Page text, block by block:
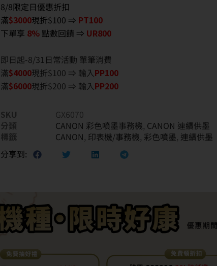
8/8限定日優惠折扣
滿$3000現折$100 ⇒ PT100
下單享 8% 點數回饋 ⇒ UR800
即日起-8/31日常活動 單筆消費
滿$4000現折$100 ⇒ 輸入PP100
滿$6000現折$200 ⇒ 輸入PP200
SKU
GX6070
分類
CANON 彩色噴墨事務機, CANON 連續供墨
標籤
CANON, 印表機/事務機, 彩色噴墨, 連續供墨
分享到: